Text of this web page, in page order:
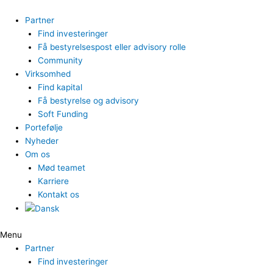
indholdet
Partner
Find investeringer
Få bestyrelsespost eller advisory rolle
Community
Virksomhed
Find kapital
Få bestyrelse og advisory
Soft Funding
Portefølje
Nyheder
Om os
Mød teamet
Karriere
Kontakt os
Menu
Partner
Find investeringer